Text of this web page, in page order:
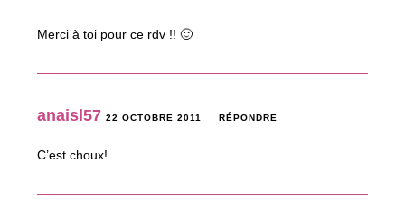
Merci à toi pour ce rdv !! 🙂
anaisl57 22 OCTOBRE 2011 RÉPONDRE
C’est choux!